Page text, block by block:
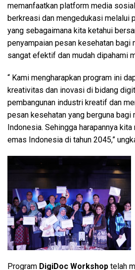
memanfaatkan platform media
berkreasi dan mengedukasi melalui
yang sebagaimana kita ketahui
penyampaian pesan kesehatan bagi
sangat efektif dan mudah dipahami
“ Kami mengharapkan program ini
kreativitas dan inovasi di bidang
pembangunan industri kreatif dan
pesan kesehatan yang berguna bagi
Indonesia. Sehingga harapannya
emas Indonesia di tahun 2045,”
Program DigiDoc Workshop telah